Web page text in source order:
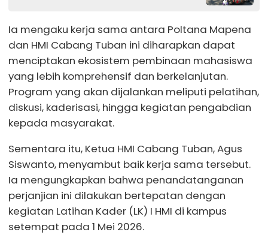
Ia mengaku kerja sama antara Poltana Mapena
dan HMI Cabang Tuban ini diharapkan dapat
menciptakan ekosistem pembinaan mahasiswa
yang lebih komprehensif dan berkelanjutan.
Program yang akan dijalankan meliputi pelatihan,
diskusi, kaderisasi, hingga kegiatan pengabdian
kepada masyarakat.
Sementara itu, Ketua HMI Cabang Tuban, Agus
Siswanto, menyambut baik kerja sama tersebut.
Ia mengungkapkan bahwa penandatanganan
perjanjian ini dilakukan bertepatan dengan
kegiatan Latihan Kader (LK) I HMI di kampus
setempat pada 1 Mei 2026.